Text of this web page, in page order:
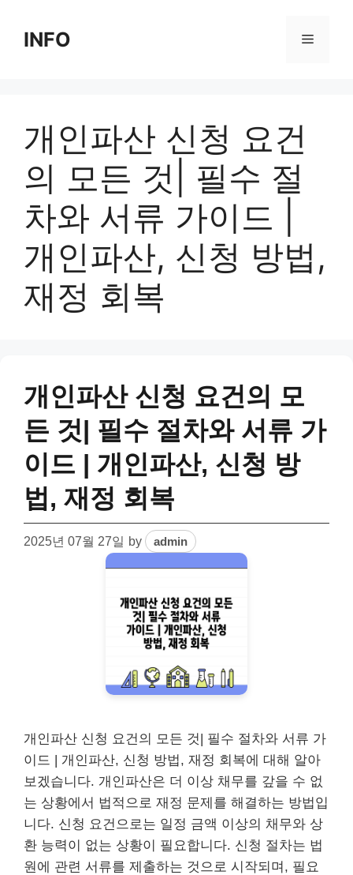
contentINFO Menu
개인파산 신청 요건
의 모든 것| 필수 절
차와 서류 가이드 |
개인파산, 신청 방법,
재정 회복
개인파산 신청 요건의 모
든 것| 필수 절차와 서류 가
이드 | 개인파산, 신청 방
법, 재정 회복
2025년 07월 27일 by admin
개인파산 신청 요건의 모든 것| 필수 절차와 서류 가
이드 | 개인파산, 신청 방법, 재정 회복에 대해 알아
보겠습니다. 개인파산은 더 이상 채무를 갚을 수 없
는 상황에서 법적으로 재정 문제를 해결하는 방법입
니다. 신청 요건으로는 일정 금액 이상의 채무와 상
환 능력이 없는 상황이 필요합니다. 신청 절차는 법
원에 관련 서류를 제출하는 것으로 시작되며, 필요